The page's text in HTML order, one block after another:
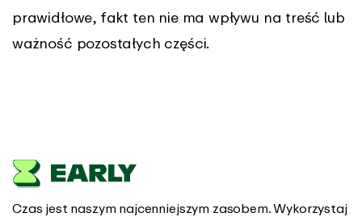
prawidłowe, fakt ten nie ma wpływu na treść lub
ważność pozostałych części.
Czas jest naszym najcenniejszym zasobem. Wykorzystaj